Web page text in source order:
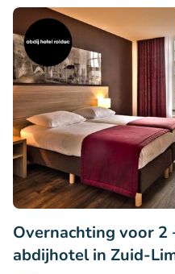
Overnachting voor
abdijhotel in Zuid-